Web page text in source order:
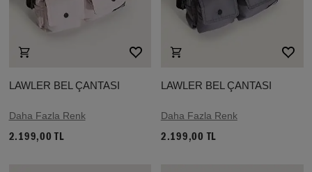
LAWLER BEL ÇANTASI
Daha Fazla Renk
2.199,00 TL
LAWLER BEL ÇANTASI
Daha Fazla Renk
2.199,00 TL